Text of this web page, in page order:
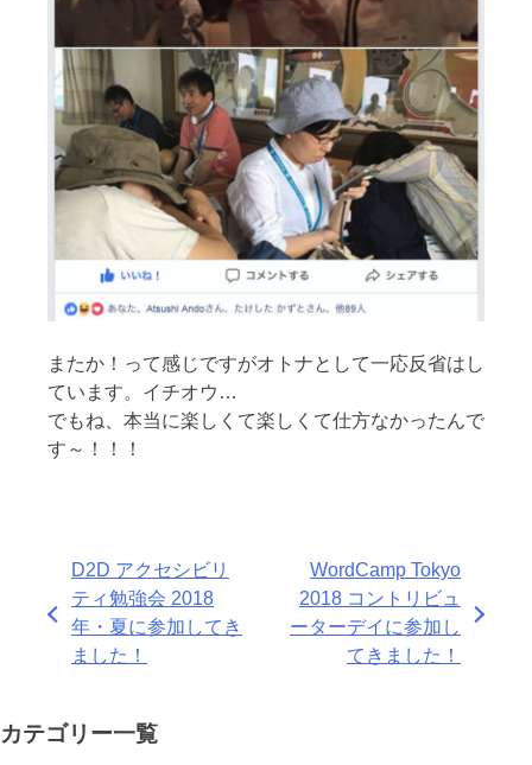
またか！って感じですがオトナとして一応反省はし
ています。イチオウ…
でもね、本当に楽しくて楽しくて仕方なかったんで
す～！！！
投
稿
ナ
ゲ
D2D アクセシビリ
ティ勉強会 2018
年・夏に参加してき
ました！
WordCamp Tokyo
2018 コントリビュ
ーターデイに参加し
てきました！
カテゴリー一覧